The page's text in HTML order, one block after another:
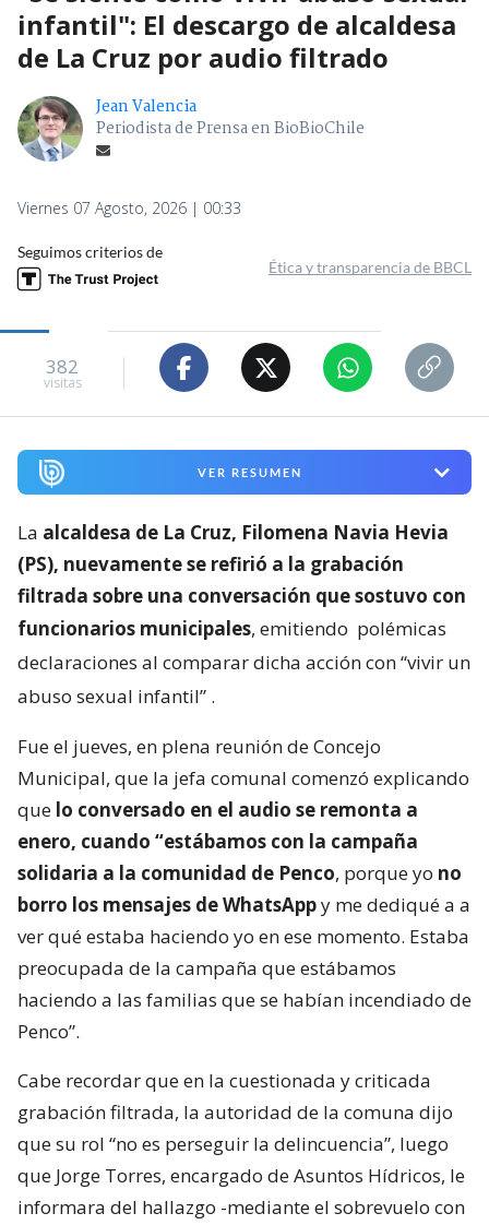
infantil": El descargo de alcaldesa
de La Cruz por audio filtrado
Jean Valencia
Periodista de Prensa en BioBioChile
Viernes 07 Agosto, 2026 | 00:33
Seguimos criterios de
Ética y transparencia de BBCL
382
visitas
VER RESUMEN
La alcaldesa de La Cruz, Filomena Navia Hevia
(PS), nuevamente se refirió a la grabación
filtrada sobre una conversación que sostuvo con
funcionarios municipales, emitiendo polémicas
declaraciones al comparar dicha acción con “vivir un
abuso sexual infantil” .
Fue el jueves, en plena reunión de Concejo
Municipal, que la jefa comunal comenzó explicando
que lo conversado en el audio se remonta a
enero, cuando “estábamos con la campaña
solidaria a la comunidad de Penco, porque yo no
borro los mensajes de WhatsAppy me dediqué a a
ver qué estaba haciendo yo en ese momento. Estaba
preocupada de la campaña que estábamos
haciendo a las familias que se habían incendiado de
Penco”.
Cabe recordar que en la cuestionada y criticada
grabación filtrada, la autoridad de la comuna dijo
que su rol “no es perseguir la delincuencia”, luego
que Jorge Torres, encargado de Asuntos Hídricos, le
informara del hallazgo -mediante el sobrevuelo con